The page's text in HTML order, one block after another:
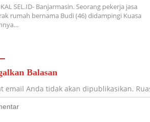
KAL SEL.ID- Banjarmasin. Seorang pekerja jasa
rumah bernama Budi (46) didampingi Kuasa
Balasan
email Anda tidak akan dipublikasikan.